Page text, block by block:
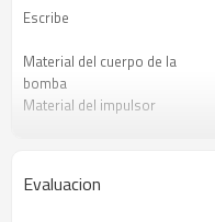
Escribe
Material del cuerpo de la
bomba
Material del impulsor
Evaluacion